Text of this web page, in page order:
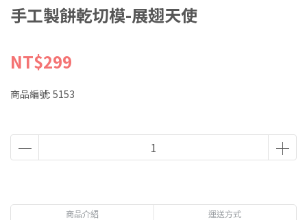
手工製餅乾切模-展翅天使
NT$299
商品編號: 5153
商品介紹 運送方式